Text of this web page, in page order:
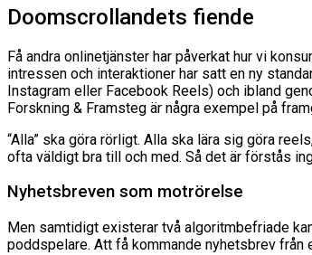
Doomscrollandets fiende
Få andra onlinetjänster har påverkat hur vi
intressen och interaktioner har satt en ny
Instagram eller Facebook Reels) och ibland
Forskning & Framsteg är några exempel på
“Alla” ska göra rörligt. Alla ska lära sig göra
ofta väldigt bra till och med. Så det är förstås
Nyhetsbreven som motrörelse
Men samtidigt existerar två algoritmbefriade
poddspelare. Att få kommande nyhetsbrev från